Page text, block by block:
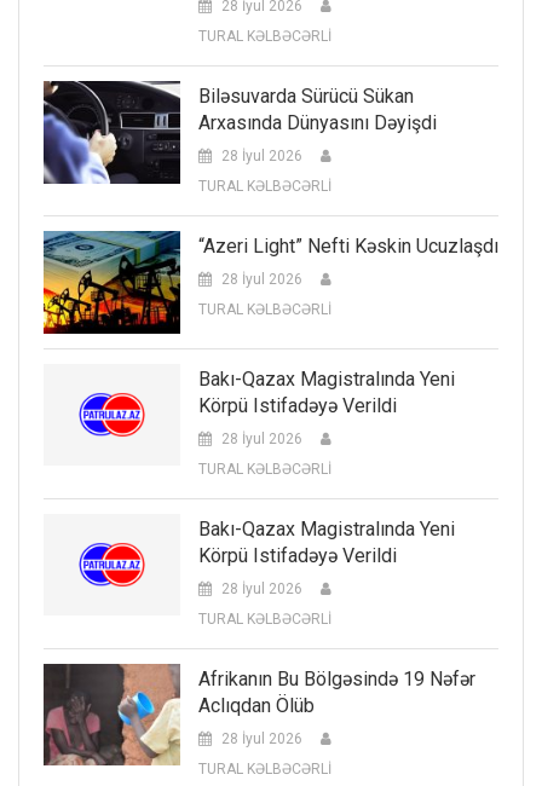
28 İyul 2026
TURAL KƏLBƏCƏRLİ
Biləsuvarda Sürücü Sükan
Arxasında Dünyasını Dəyişdi
28 İyul 2026
TURAL KƏLBƏCƏRLİ
“Azeri Light” Nefti Kəskin Ucuzlaşdı
28 İyul 2026
TURAL KƏLBƏCƏRLİ
Bakı-Qazax Magistralında Yeni
Körpü Istifadəyə Verildi
28 İyul 2026
TURAL KƏLBƏCƏRLİ
Bakı-Qazax Magistralında Yeni
Körpü Istifadəyə Verildi
28 İyul 2026
TURAL KƏLBƏCƏRLİ
Afrikanın Bu Bölgəsində 19 Nəfər
Aclıqdan Ölüb
28 İyul 2026
TURAL KƏLBƏCƏRLİ